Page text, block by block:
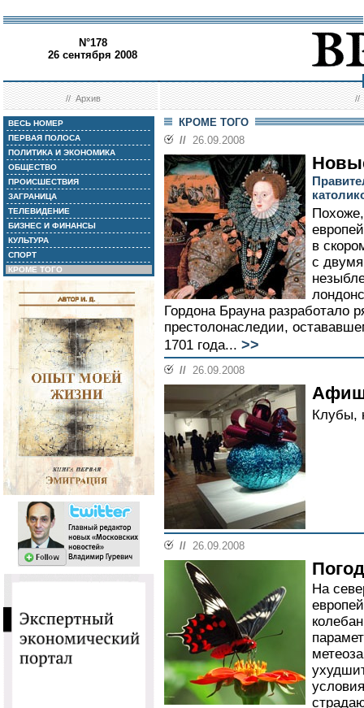
N°178
26 сентября 2008
//Архив //
ВЕСЬ НОМЕР
ПЕРВАЯ ПОЛОСА
ПОЛИТИКА И ЭКОНОМИКА
ОБЩЕСТВО
ПРОИСШЕСТВИЯ
ЗАГРАНИЦА
ТЕЛЕВИДЕНИЕ
БИЗНЕС И ФИНАНСЫ
КУЛЬТУРА
СПОРТ
КРОМЕ ТОГО
КРОМЕ ТОГО
// 26.09.2008
в
с
Гордона Брауна разработало
престолонаследии,
1701 года... >>
// 26.09.2008
Клубы,
// 26.09.2008
На